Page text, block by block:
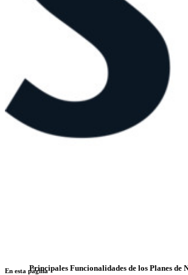
Explorar más
Integraciones
Inteligencia de Acceso
Nuevo
Autenticador Bitwarden
Precios
Herramientas & Funcionalidades
Principales Funcionalidades de los Planes de
En esta página